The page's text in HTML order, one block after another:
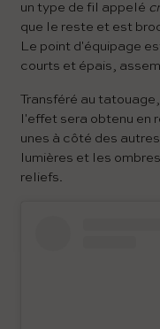
un type de fil appelé
que le reste et est
Le point d'équipage
courts et épais,
Transféré au
l'effet sera obtenu en
unes à côté des
lumières et les
reliefs.